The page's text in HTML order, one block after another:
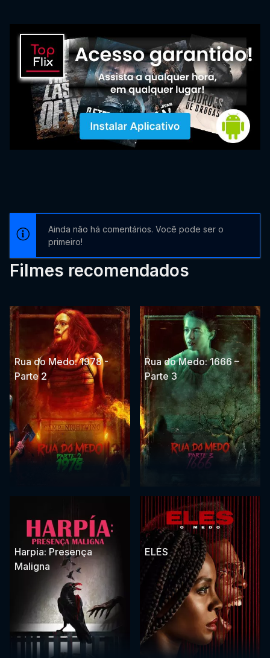
Ainda não há comentários. Você pode ser o
primeiro!
Filmes recomendados
Rua do Medo: 1978 -
Parte 2
Rua do Medo: 1666 –
Parte 3
Harpia: Presença
Maligna
ELES